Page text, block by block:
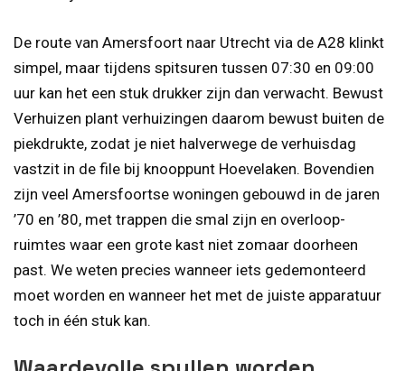
De route van Amersfoort naar Utrecht via de A28 klinkt
simpel, maar tijdens spitsuren tussen 07:30 en 09:00
uur kan het een stuk drukker zijn dan verwacht. Bewust
Verhuizen plant verhuizingen daarom bewust buiten de
piekdrukte, zodat je niet halverwege de verhuisdag
vastzit in de file bij knooppunt Hoevelaken. Bovendien
zijn veel Amersfoortse woningen gebouwd in de jaren
’70 en ’80, met trappen die smal zijn en overloop-
ruimtes waar een grote kast niet zomaar doorheen
past. We weten precies wanneer iets gedemonteerd
moet worden en wanneer het met de juiste apparatuur
toch in één stuk kan.